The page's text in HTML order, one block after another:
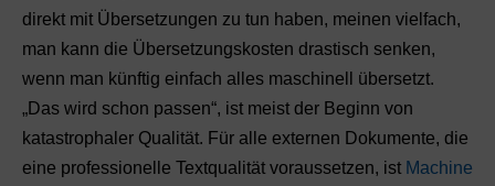
direkt mit Übersetzungen zu tun haben, meinen vielfach,
man kann die Übersetzungskosten drastisch senken,
wenn man künftig einfach alles maschinell übersetzt.
„Das wird schon passen“, ist meist der Beginn von
katastrophaler Qualität. Für alle externen Dokumente, die
eine professionelle Textqualität voraussetzen, ist Machine